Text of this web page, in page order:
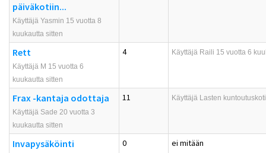
päiväkotiin...
Käyttäjä Yasmin 15 vuotta 8
kuukautta sitten
Rett
Käyttäjä M 15 vuotta 6
kuukautta sitten
4 Käyttäjä Raili 15 vuotta 6
Frax -kantaja odottaja
Käyttäjä Sade 20 vuotta 3
kuukautta sitten
11 Käyttäjä Lasten kuntoutuskoti
Invapysäköinti 0 ei mitään